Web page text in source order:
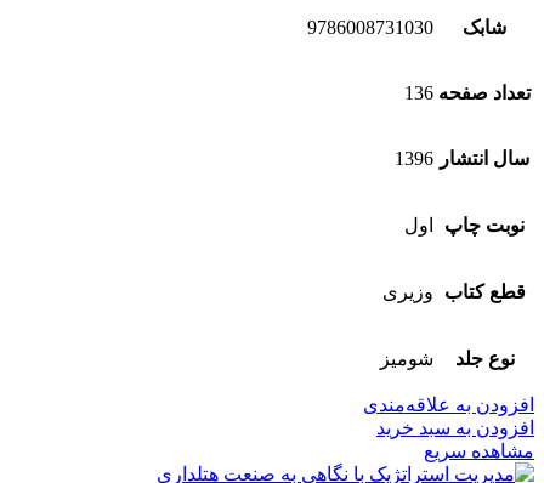
شابک 9786008731030
تعداد صفحه 136
سال انتشار 1396
نوبت چاپ اول
قطع کتاب وزیری
نوع جلد شومیز
افزودن به علاقه‌مندی
افزودن به سبد خرید
مشاهده سریع